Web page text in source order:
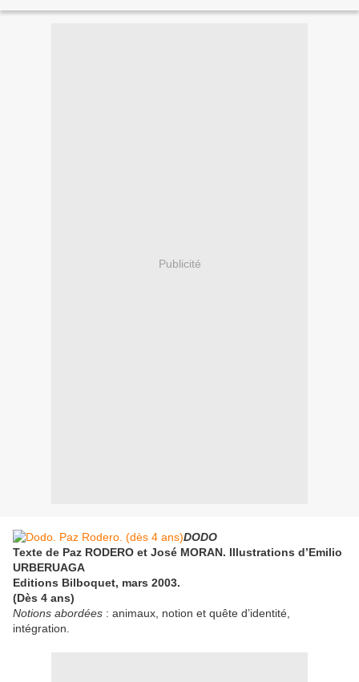
Publicité
DODO
Texte de Paz RODERO et José MORAN. Illustrations d’Emilio
URBERUAGA
Editions Bilboquet, mars 2003.
(Dès 4 ans)
Notions abordées : animaux, notion et quête d’identité,
intégration.